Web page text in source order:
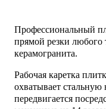
Профессиональный
прямой резки любого
керамогранита.
Рабочая каретка
охватывает
передвигается